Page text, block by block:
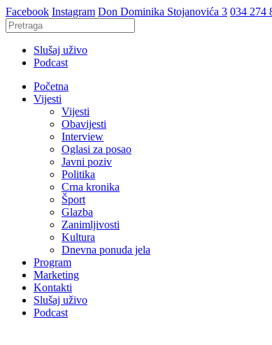
Facebook Instagram Don Dominika Stojanovića 3 034 274
Slušaj uživo
Podcast
Početna
Vijesti
Vijesti
Obavijesti
Interview
Oglasi za posao
Javni poziv
Politika
Crna kronika
Šport
Glazba
Zanimljivosti
Kultura
Dnevna ponuda jela
Program
Marketing
Kontakti
Slušaj uživo
Podcast